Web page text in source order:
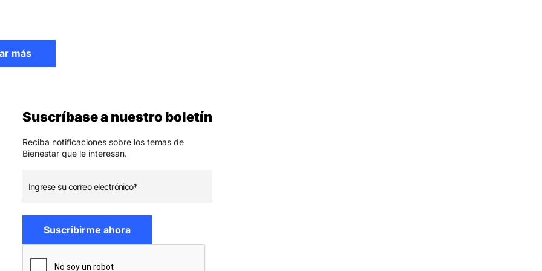
más
Suscríbase a nuestro boletín
Reciba notificaciones sobre los temas de
Bienestar que le interesan.